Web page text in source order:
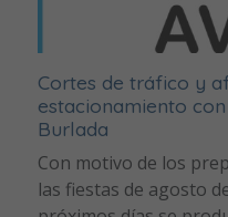
Cortes de tráfico y
estacionamiento
Burlada
Con motivo de los
las fiestas de agosto